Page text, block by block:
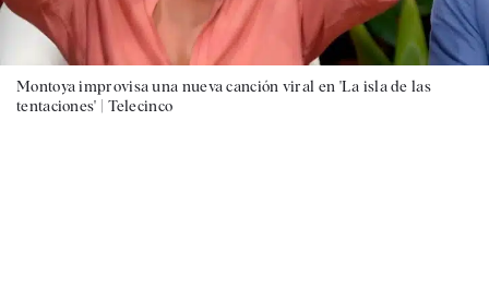
Montoya improvisa una nueva canción viral en 'La isla de las
tentaciones' | Telecinco